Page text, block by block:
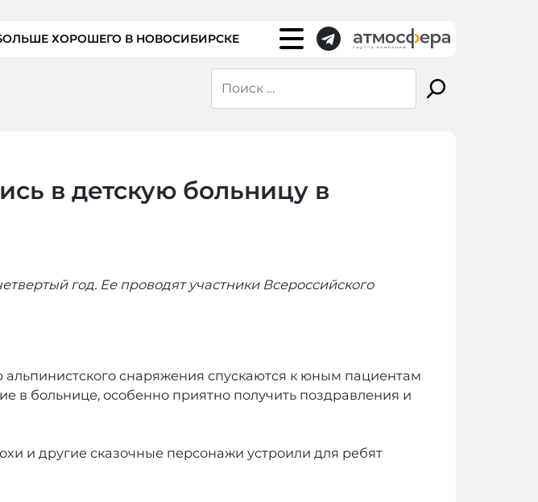
ХОРОШЕГО В НОВОСИБИРСКЕ
в детскую больницу в
год. Ее проводят участники Всероссийского
снаряжения спускаются к юным пациентам
в больнице, особенно приятно получить поздравления и
и другие сказочные персонажи устроили для ребят